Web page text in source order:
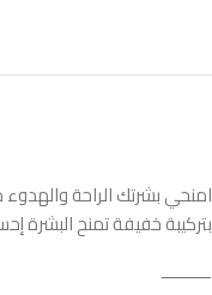
امنحي بشرتك الراحة
بتركيبة خفيفة تمنح البشرة
⸻